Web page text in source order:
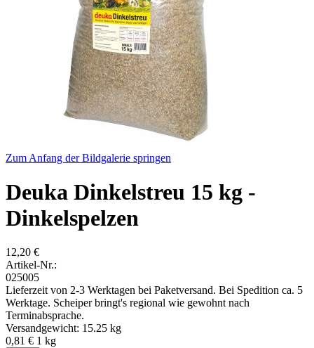
Zum Anfang der Bildgalerie springen
Deuka Dinkelstreu 15 kg -
Dinkelspelzen
12,20 €
Artikel-Nr.:
025005
Lieferzeit von 2-3 Werktagen bei Paketversand. Bei Spedition ca. 5
Werktage. Scheiper bringt's regional wie gewohnt nach
Terminabsprache.
Versandgewicht: 15.25 kg
0,81 € 1 kg